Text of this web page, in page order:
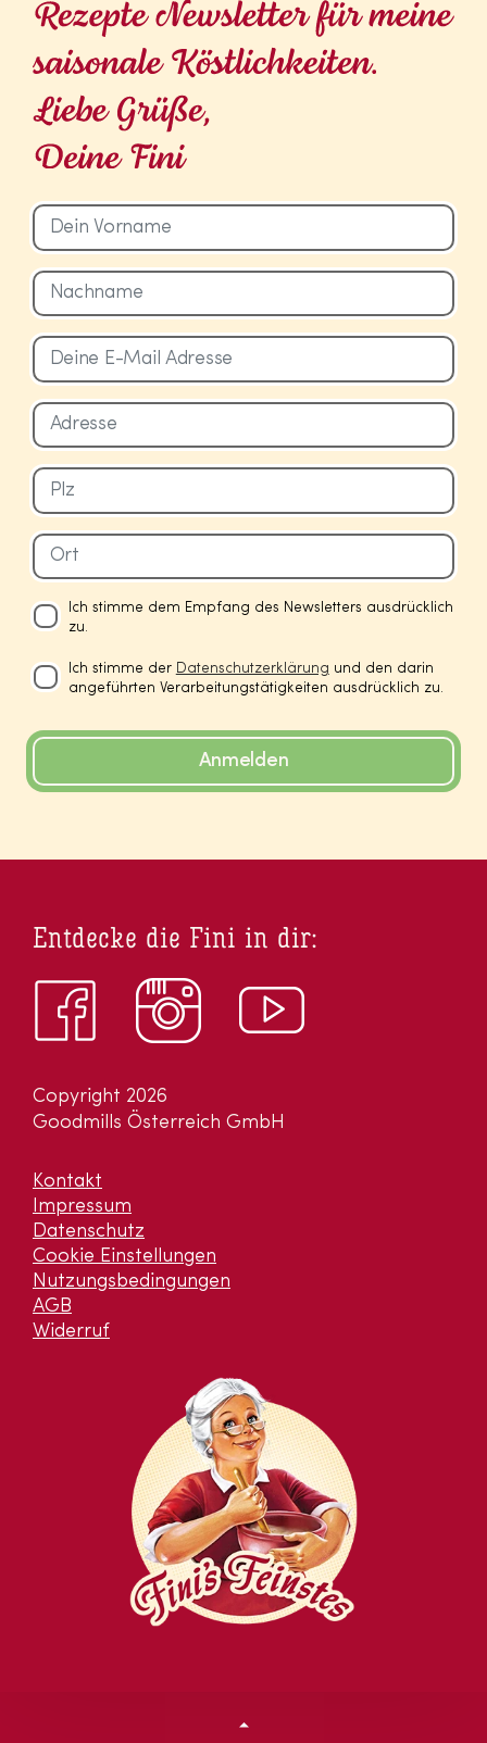
Ich stimme dem Empfang des Newsletters ausdrücklich
zu.
Ich stimme der Datenschutzerklärung und den darin
angeführten Verarbeitungstätigkeiten ausdrücklich zu.
Anmelden
Copyright 2026
Goodmills Österreich GmbH
Kontakt
Impressum
Datenschutz
Cookie Einstellungen
Nutzungsbedingungen
AGB
Widerruf
Entdecke die Fini in dir: